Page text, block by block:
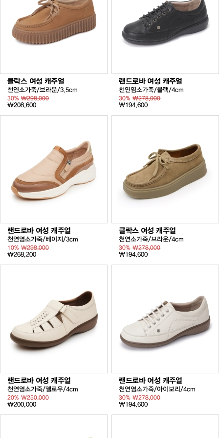
클락스 여성 캐주얼
천연소가죽/브라운/3.5cm
30% ₩298,000
₩208,600
랜드로바 여성 캐주얼
천연염소가죽/블랙/4cm
30%₩278,000
₩194,600
랜드로바 여성 캐주얼
천연염소가죽/베이지/3cm
10% ₩298,000
₩268,200
클락스 여성 캐주얼
천연소가죽/브라운/4cm
30%₩278,000
₩194,600
랜드로바 여성 캐주얼
천연염소가죽/옐로우/4cm
20% ₩250,000
₩200,000
랜드로바 여성 캐주얼
천연염소가죽/아이보리/4cm
30%₩278,000
₩194,600